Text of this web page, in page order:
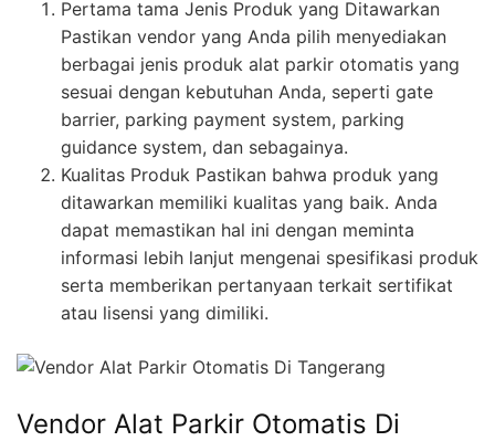
Pertama tama Jenis Produk yang Ditawarkan
Pastikan vendor yang Anda pilih menyediakan
berbagai jenis produk alat parkir otomatis yang
sesuai dengan kebutuhan Anda, seperti gate
barrier, parking payment system, parking
guidance system, dan sebagainya.
Kualitas Produk Pastikan bahwa produk yang
ditawarkan memiliki kualitas yang baik. Anda
dapat memastikan hal ini dengan meminta
informasi lebih lanjut mengenai spesifikasi produk
serta memberikan pertanyaan terkait sertifikat
atau lisensi yang dimiliki.
Vendor Alat Parkir Otomatis Di